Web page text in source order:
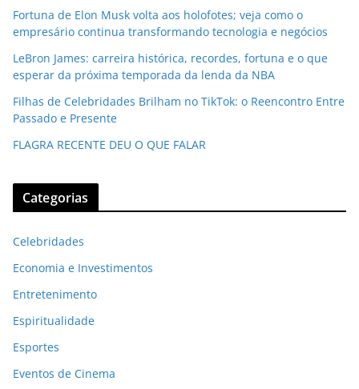
Fortuna de Elon Musk volta aos holofotes; veja como o
empresário continua transformando tecnologia e negócios
LeBron James: carreira histórica, recordes, fortuna e o que
esperar da próxima temporada da lenda da NBA
Filhas de Celebridades Brilham no TikTok: o Reencontro Entre
Passado e Presente
FLAGRA RECENTE DEU O QUE FALAR
Categorias
Celebridades
Economia e Investimentos
Entretenimento
Espiritualidade
Esportes
Eventos de Cinema